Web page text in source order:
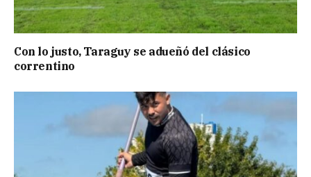
Con lo justo, Taraguy se adueñó del clásico
correntino